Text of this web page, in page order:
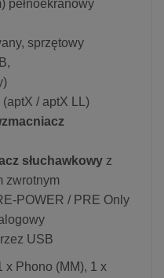
pełnoekranowy
sprzętowy
(aptX / aptX LL)
słuchawkowy z
zwrotnym
POWER / PRE Only
USB
x Phono (MM), 1 x